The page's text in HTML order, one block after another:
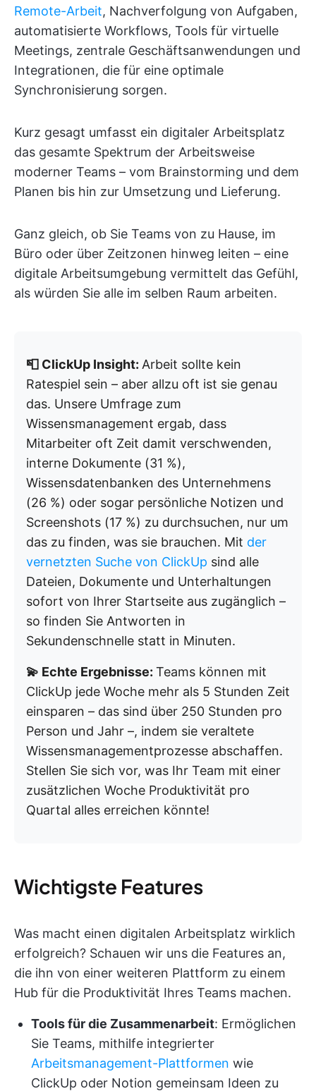
Remote-Arbeit, Nachverfolgung von Aufgaben,
automatisierte Workflows, Tools für virtuelle
Meetings, zentrale Geschäftsanwendungen und
Integrationen, die für eine optimale
Synchronisierung sorgen.
Kurz gesagt umfasst ein digitaler Arbeitsplatz
das gesamte Spektrum der Arbeitsweise
moderner Teams – vom Brainstorming und dem
Planen bis hin zur Umsetzung und Lieferung.
Ganz gleich, ob Sie Teams von zu Hause, im
Büro oder über Zeitzonen hinweg leiten – eine
digitale Arbeitsumgebung vermittelt das Gefühl,
als würden Sie alle im selben Raum arbeiten.
📮 ClickUp Insight: Arbeit sollte kein
Ratespiel sein – aber allzu oft ist sie genau
das. Unsere Umfrage zum
Wissensmanagement ergab, dass
Mitarbeiter oft Zeit damit verschwenden,
interne Dokumente (31 %),
Wissensdatenbanken des Unternehmens
(26 %) oder sogar persönliche Notizen und
Screenshots (17 %) zu durchsuchen, nur um
das zu finden, was sie brauchen. Mit der
vernetzten Suche von ClickUp sind alle
Dateien, Dokumente und Unterhaltungen
sofort von Ihrer Startseite aus zugänglich –
so finden Sie Antworten in
Sekundenschnelle statt in Minuten.
💫 Echte Ergebnisse: Teams können mit
ClickUp jede Woche mehr als 5 Stunden Zeit
einsparen – das sind über 250 Stunden pro
Person und Jahr –, indem sie veraltete
Wissensmanagementprozesse abschaffen.
Stellen Sie sich vor, was Ihr Team mit einer
zusätzlichen Woche Produktivität pro
Quartal alles erreichen könnte!
Wichtigste Features
Was macht einen digitalen Arbeitsplatz wirklich
erfolgreich? Schauen wir uns die Features an,
die ihn von einer weiteren Plattform zu einem
Hub für die Produktivität Ihres Teams machen.
Tools für die Zusammenarbeit: Ermöglichen
Sie Teams, mithilfe integrierter
Arbeitsmanagement-Plattformen wie
ClickUp oder Notion gemeinsam Ideen zu